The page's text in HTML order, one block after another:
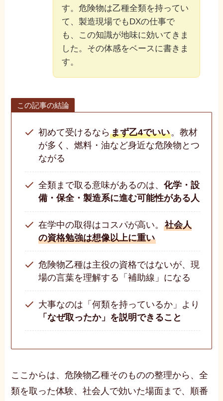
す。危険物は乙種全類を持ってい
て、製造現場でもDXの仕事で
も、この知識が地味に効いてきま
した。その体感をベースに書きま
す。
この記事の結論
初めて受けるならまず乙4でいい。教材
が多く、燃料・油など身近な危険物とつ
ながる
全類まで取る意味があるのは、化学・設
備・保全・製造系に進む可能性がある人
在学中の取得はコスパが高い。社会人
の資格勉強は想像以上に重い
危険物乙種は主役の資格ではないが、現
場の言葉を理解する「補助線」になる
大事なのは「何類を持っているか」より
「なぜ取ったか」を説明できること
ここからは、危険物乙種そのものの整理から、全
類を取った体験、社会人で効いた場面まで、順番